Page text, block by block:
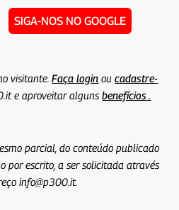
SIGA-NOS NO GOOGLE
visitante.Faça login oucadastre-
e aproveitar algunsbenefícios .
parcial, do conteúdo publicado
por escrito, a ser solicitada através
info@p300.it.